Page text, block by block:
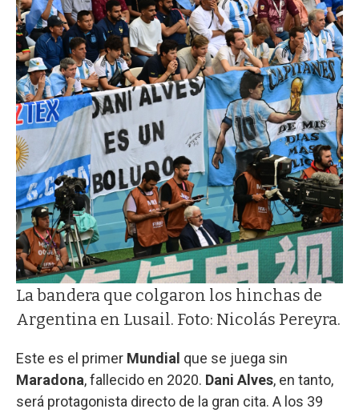
La bandera que colgaron los hinchas de
Argentina en Lusail. Foto: Nicolás Pereyra.
Este es el primer Mundial que se juega sin
Maradona, fallecido en 2020. Dani Alves, en tanto,
será protagonista directo de la gran cita. A los 39